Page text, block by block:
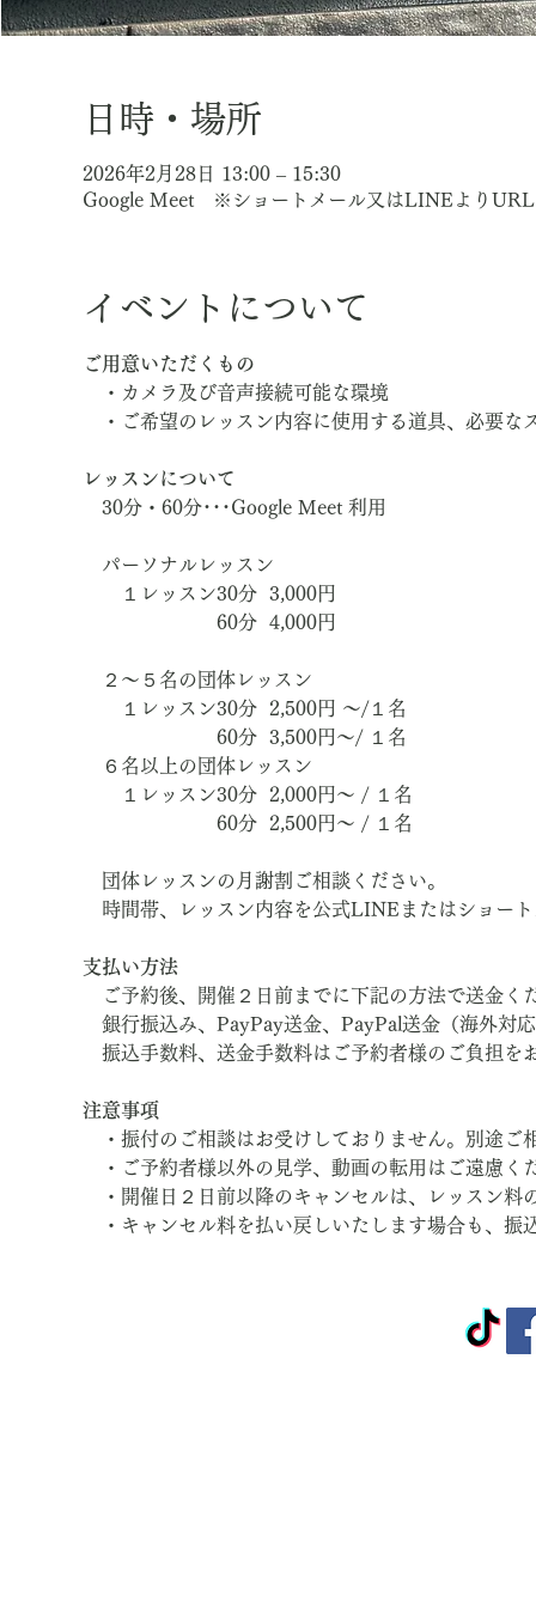
日時・場所
2026年2月28日 13:00 – 15:30
Google Meet ※ショートメール又はLINEよりURL
イベントについて
ご用意いただくもの
・カメラ及び音声接続可能な環境
・ご希望のレッスン内容に使用する道具、必要な
レッスンについて
30分・60分･･･Google Meet 利用
パーソナルレッスン
１レッスン30分  3,000円
60分  4,000円
２～５名の団体レッスン
１レッスン30分  2,500円 ～/１名
60分  3,500円～/ １名
６名以上の団体レッスン
１レッスン30分  2,000円～ / １名
60分  2,500円～ / １名
団体レッスンの月謝割ご相談ください。
時間帯、レッスン内容を公式LINEまたはショー
支払い方法
ご予約後、開催２日前までに下記の方法で送金く
銀行振込み、PayPay送金、PayPal送金（海外対
振込手数料、送金手数料はご予約者様のご負担を
注意事項
・振付のご相談はお受けしておりません。別途ご
・ご予約者様以外の見学、動画の転用はご遠慮く
・開催日２日前以降のキャンセルは、レッスン料
・キャンセル料を払い戻しいたします場合も、振